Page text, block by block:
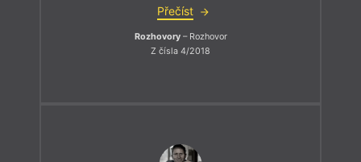
Přečíst
Rozhovory– Rozhovor
Z čísla 4/2018